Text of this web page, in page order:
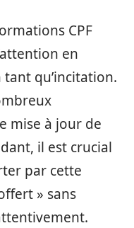
CPF
en
qu’incitation.
mise à jour de
il est crucial
par cette
» sans